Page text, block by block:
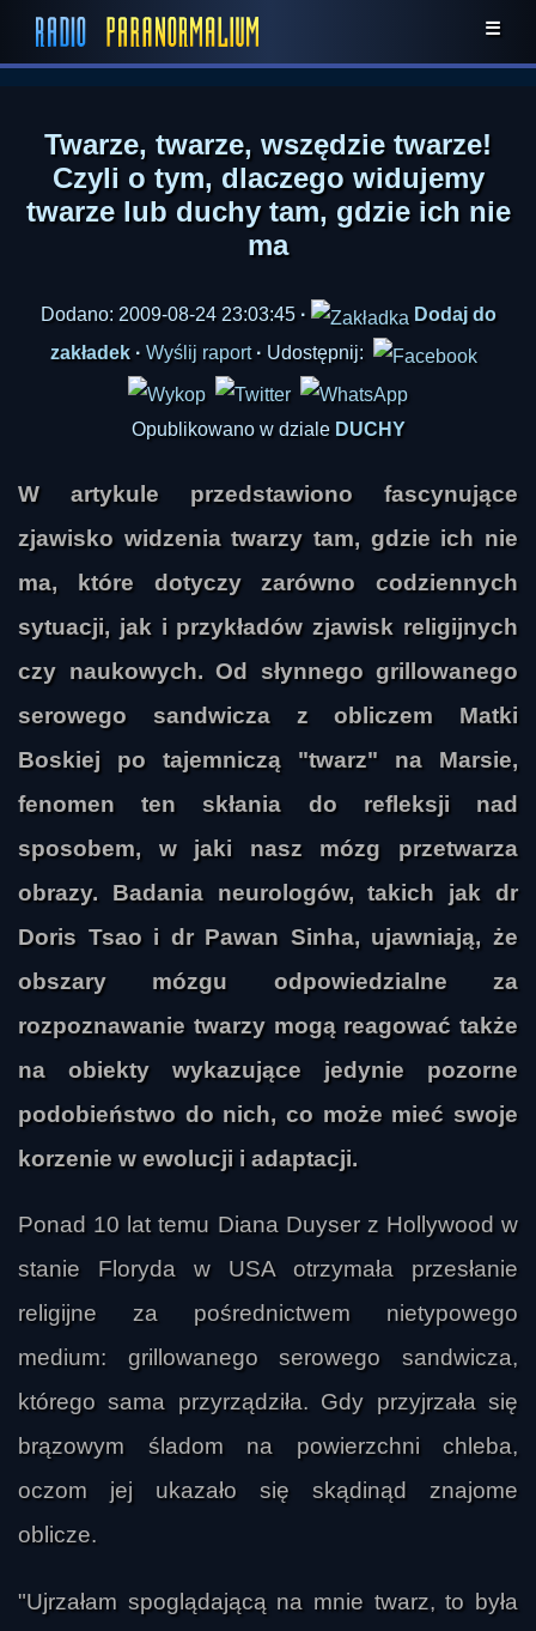
☰
Twarze, twarze, wszędzie twarze!
Czyli o tym, dlaczego widujemy
twarze lub duchy tam, gdzie ich nie
ma
Dodano: 2009-08-24 23:03:45 ·
Dodaj do
zakładek · Wyślij raport · Udostępnij:
Opublikowano w dziale DUCHY
W artykule przedstawiono fascynujące
zjawisko widzenia twarzy tam, gdzie ich nie
ma, które dotyczy zarówno codziennych
sytuacji, jak i przykładów zjawisk religijnych
czy naukowych. Od słynnego grillowanego
serowego sandwicza z obliczem Matki
Boskiej po tajemniczą "twarz" na Marsie,
fenomen ten skłania do refleksji nad
sposobem, w jaki nasz mózg przetwarza
obrazy. Badania neurologów, takich jak dr
Doris Tsao i dr Pawan Sinha, ujawniają, że
obszary mózgu odpowiedzialne za
rozpoznawanie twarzy mogą reagować także
na obiekty wykazujące jedynie pozorne
podobieństwo do nich, co może mieć swoje
korzenie w ewolucji i adaptacji.
Ponad 10 lat temu Diana Duyser z Hollywood w
stanie Floryda w USA otrzymała przesłanie
religijne za pośrednictwem nietypowego
medium: grillowanego serowego sandwicza,
którego sama przyrządziła. Gdy przyjrzała się
brązowym śladom na powierzchni chleba,
oczom jej ukazało się skądinąd znajome
oblicze.
"Ujrzałam spoglądającą na mnie twarz, to była